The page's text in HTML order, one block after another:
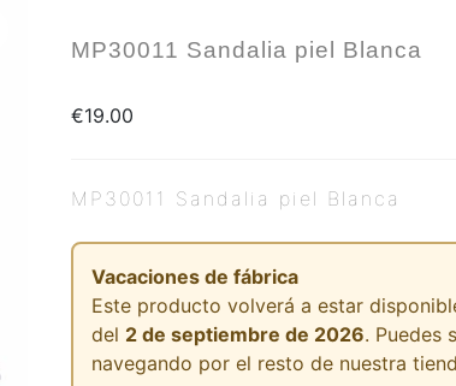
MP30011 Sandalia piel Blanca
€19.00
MP30011 Sandalia piel Blanca
Vacaciones de fábrica
Este producto volverá a estar
del 2 de septiembre de 2026. Puedes
navegando por el resto de nuestra